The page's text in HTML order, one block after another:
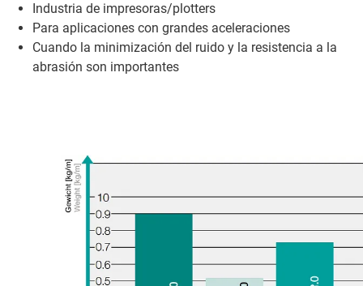
Industria de impresoras/plotters
Para aplicaciones con grandes aceleraciones
Cuando la minimización del ruido y la resistencia a la
abrasión son importantes